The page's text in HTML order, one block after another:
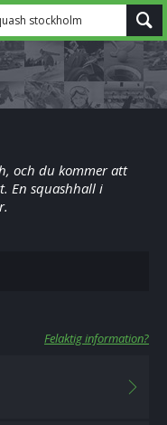
stockholm
och du kommer att
En squashhall i
Felaktig information?